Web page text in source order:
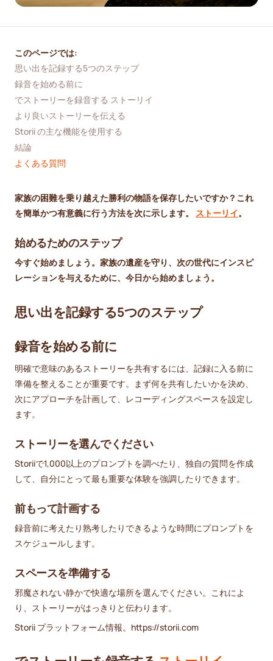
このページでは:
思い出を記録する5つのステップ
録音を始める前に
でストーリーを録音する ストーリイ
より良いストーリーを伝える
Storii の主な機能を使用する
結論
よくある質問
家族の困難を乗り越えた勝利の物語を保存したいですか？これ
を簡単かつ有意義に行う方法を次に示します。 ストーリイ。
始めるためのステップ
今すぐ始めましょう。家族の遺産を守り、次の世代にインスピ
レーションを与えるために、今日から始めましょう。
思い出を記録する5つのステップ
録音を始める前に
明確で意味のあるストーリーを共有するには、記録に入る前に
準備を整えることが重要です。まず何を共有したいかを決め、
次にアプローチを計画して、レコーディングスペースを設定し
ます。
ストーリーを選んでください
Storiiで1,000以上のプロンプトを調べたり、独自の質問を作成
して、自分にとって最も重要な体験を強調したりできます。
前もって計画する
録音前に考えたり熟考したりできるような時間にプロンプトを
スケジュールします。
スペースを準備する
邪魔されない静かで快適な場所を選んでください。これによ
り、ストーリーがはっきりと伝わります。
Storii プラットフォーム情報。https://storii.com